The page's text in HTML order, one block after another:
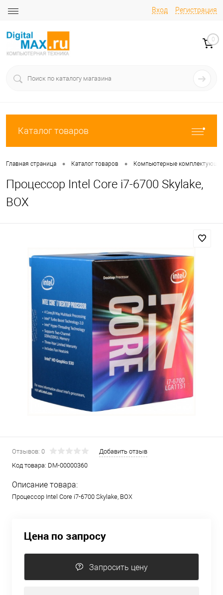
Вход Регистрация
0
Каталог товаров
Главная страница • Каталог товаров • Компьютерные
Процессор Intel Core i7-6700 Skylake,
BOX
Отзывов: 0
Добавить отзыв
Код товара: DM-00000360
Описание товара:
Процессор Intel Core i7-6700 Skylake, BOX
Цена по запросу
Запросить цену